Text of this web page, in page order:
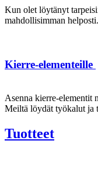
Kun olet löytänyt
mahdollisimman
Kierre-elementeille
Asenna kierre-elementit
Meiltä löydät työkalut ja
Tuotteet